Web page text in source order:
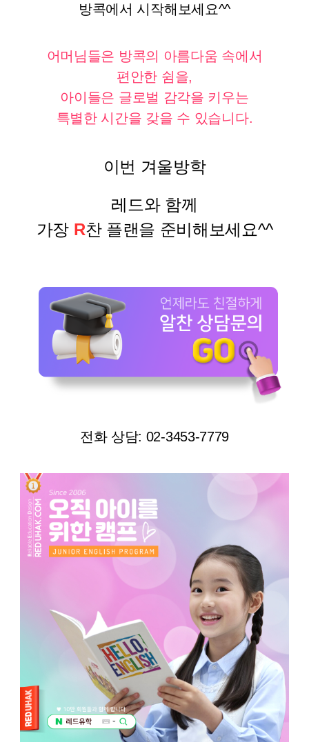
방콕에서 시작해보세요^^
어머님들은 방콕의 아름다움 속에서
편안한 쉼을,
아이들은 글로벌 감각을 키우는
특별한 시간을 갖을 수 있습니다.
이번 겨울방학
레드와 함께
가장 R찬 플랜을 준비해보세요^^
전화 상담: 02-3453-7779